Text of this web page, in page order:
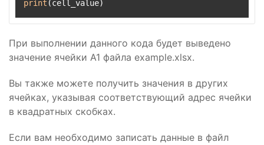
print
При выполнении данного кода будет выведено
значение ячейки A1 файла example.xlsx.
Вы также можете получить значения в других
ячейках, указывая соответствующий адрес ячейки
в квадратных скобках.
Если вам необходимо записать данные в файл